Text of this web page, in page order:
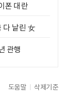
폰 대란
다 날린 女
관행
도움말 삭제기준